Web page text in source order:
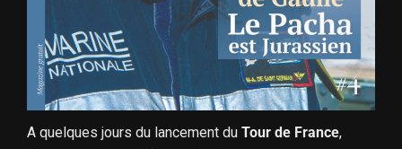
A quelques jours du lancement du Tour de France,